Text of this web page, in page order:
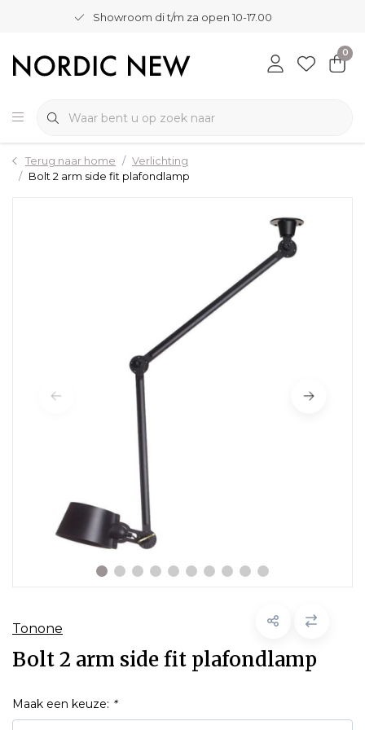
Showroom di t/m za open 10-17.00
0
Terug naar home
Verlichting
Bolt 2 arm side fit plafondlamp
Tonone
Bolt 2 arm side fit plafondlamp
Maak een keuze: *